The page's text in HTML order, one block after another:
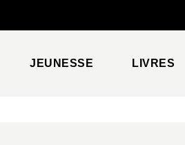
JEUNESSE LIVRES